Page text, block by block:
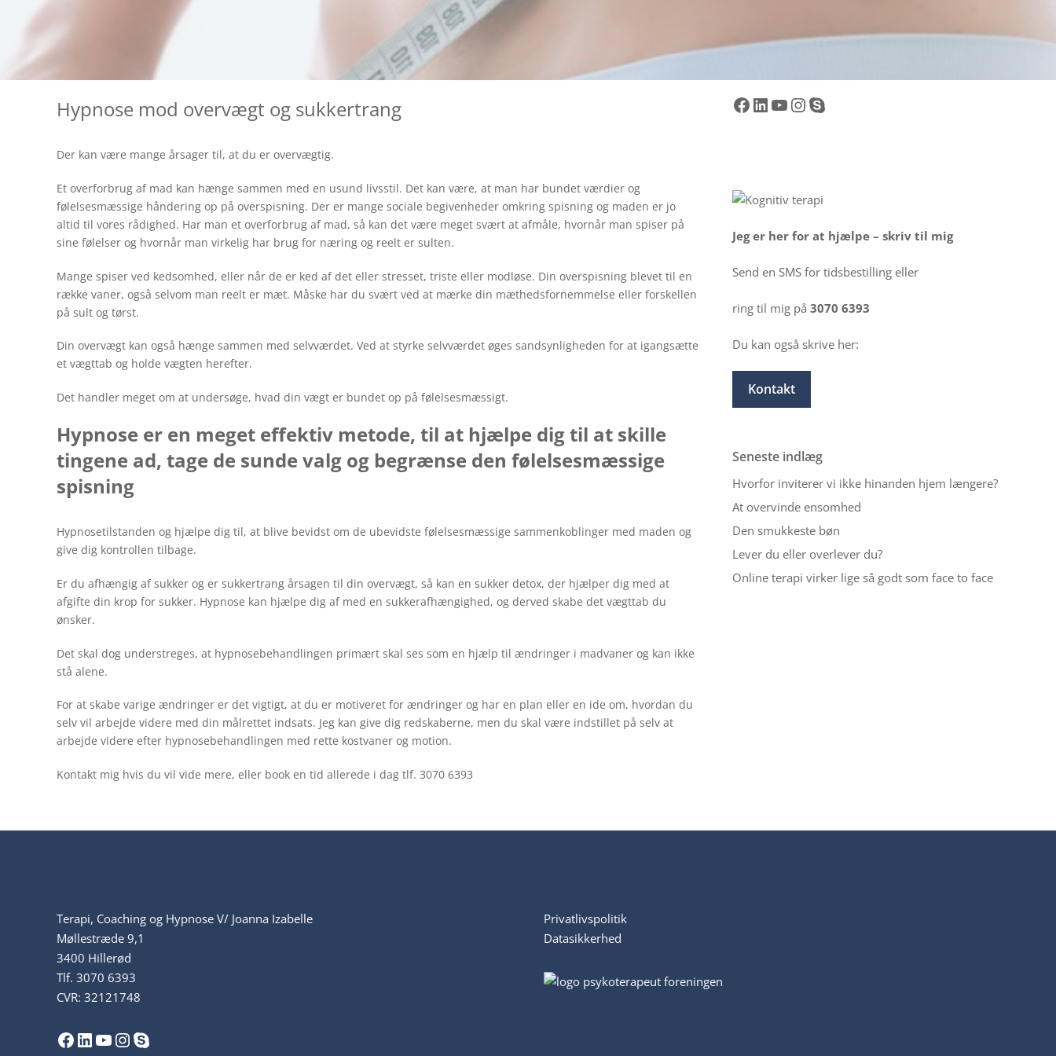
Hypnose mod overvægt og sukkertrang
Der kan være mange årsager til, at du er overvægtig.
Et overforbrug af mad kan hænge sammen med en usund livsstil. Det kan være, at man har bundet værdier og
følelsesmæssige håndering op på overspisning. Der er mange sociale begivenheder omkring spisning og maden er jo
altid til vores rådighed. Har man et overforbrug af mad, så kan det være meget svært at afmåle, hvornår man spiser på
sine følelser og hvornår man virkelig har brug for næring og reelt er sulten.
Mange spiser ved kedsomhed, eller når de er ked af det eller stresset, triste eller modløse. Din overspisning blevet til en
række vaner, også selvom man reelt er mæt. Måske har du svært ved at mærke din mæthedsfornemmelse eller forskellen
på sult og tørst.
Din overvægt kan også hænge sammen med selvværdet. Ved at styrke selvværdet øges sandsynligheden for at igangsætte
et vægttab og holde vægten herefter.
Det handler meget om at undersøge, hvad din vægt er bundet op på følelsesmæssigt.
Hypnose er en meget effektiv metode, til at hjælpe dig til at skille
tingene ad, tage de sunde valg og begrænse den følelsesmæssige
spisning
Hypnosetilstanden og hjælpe dig til, at blive bevidst om de ubevidste følelsesmæssige sammenkoblinger med maden og
give dig kontrollen tilbage.
Er du afhængig af sukker og er sukkertrang årsagen til din overvægt, så kan en sukker detox, der hjælper dig med at
afgifte din krop for sukker. Hypnose kan hjælpe dig af med en sukkerafhængighed, og derved skabe det vægttab du
ønsker.
Det skal dog understreges, at hypnosebehandlingen primært skal ses som en hjælp til ændringer i madvaner og kan ikke
stå alene.
For at skabe varige ændringer er det vigtigt, at du er motiveret for ændringer og har en plan eller en ide om, hvordan du
selv vil arbejde videre med din målrettet indsats. Jeg kan give dig redskaberne, men du skal være indstillet på selv at
arbejde videre efter hypnosebehandlingen med rette kostvaner og motion.
Kontakt mig hvis du vil vide mere, eller book en tid allerede i dag tlf. 3070 6393
Facebook
LinkedIn
YouTube
Instagram
Skype
Jeg er her for at hjælpe – skriv til mig
Send en SMS for tidsbestilling eller
ring til mig på 3070 6393
Du kan også skrive her:
Kontakt
Seneste indlæg
Hvorfor inviterer vi ikke hinanden hjem længere?
At overvinde ensomhed
Den smukkeste bøn
Lever du eller overlever du?
Online terapi virker lige så godt som face to face
Terapi, Coaching og Hypnose V/ Joanna Izabelle
Møllestræde 9,1
3400 Hillerød
Tlf. 3070 6393
CVR: 32121748
Facebook
LinkedIn
YouTube
Instagram
Skype
Privatlivspolitik
Datasikkerhed